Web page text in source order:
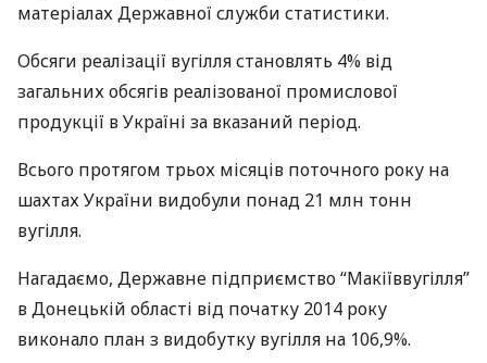
матеріалах Державної служби статистики.
Обсяги реалізації вугілля становлять 4% від
загальних обсягів реалізованої промислової
продукції в Україні за вказаний період.
Всього протягом трьох місяців поточного року на
шахтах України видобули понад 21 млн тонн
вугілля.
Нагадаємо, Державне підприємство “Макіїввугілля”
в Донецькій області від початку 2014 року
виконало план з видобутку вугілля на 106,9%.